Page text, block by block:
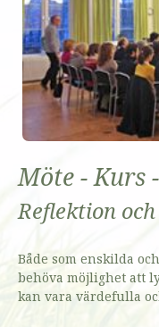
Möte - Kurs
Reflektion
Både som enskilda
behöva möjlighet att
kan vara värdefulla